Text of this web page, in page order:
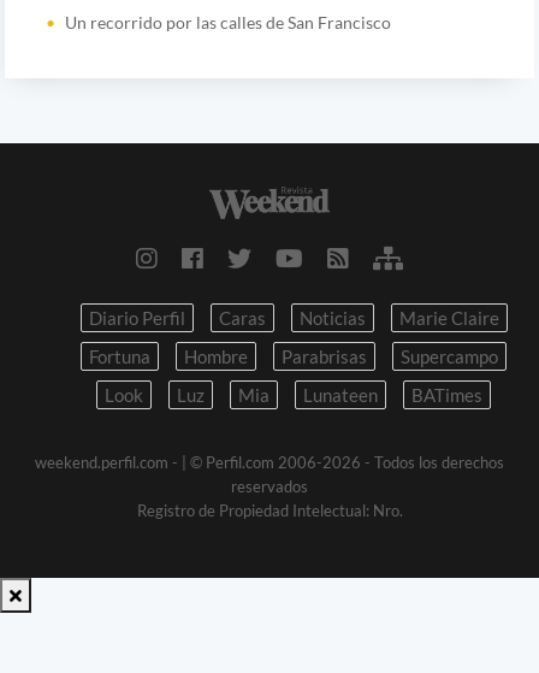
Un recorrido por las calles de San Francisco
Diario Perfil Caras Noticias
Marie Claire
Fortuna
Hombre Parabrisas
Supercampo
Look
Luz Mia Lunateen BATimes
weekend.perfil.com -
| © Perfil.com 2006-2026 - Todos los derechos
reservados
Registro de Propiedad Intelectual: Nro.